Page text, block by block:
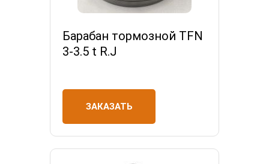
Барабан тормозной TFN
3-3.5 t R.J
ЗАКАЗАТЬ